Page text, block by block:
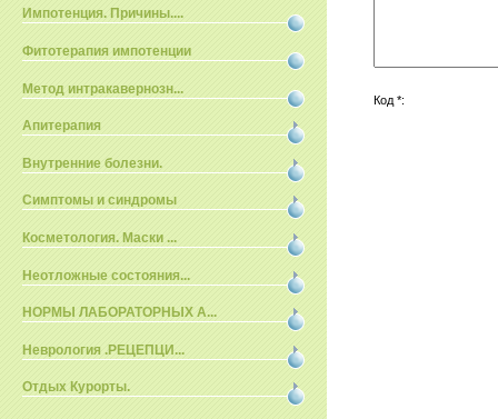
Импотенция. Причины....
Фитотерапия импотенции
Метод интракавернозн...
Апитерапия
Внутренние болезни.
Симптомы и синдромы
Косметология. Маски ...
Неотложные состояния...
НОРМЫ ЛАБОРАТОРНЫХ А...
Неврология .РЕЦЕПЦИ...
Отдых Курорты.
Код *: